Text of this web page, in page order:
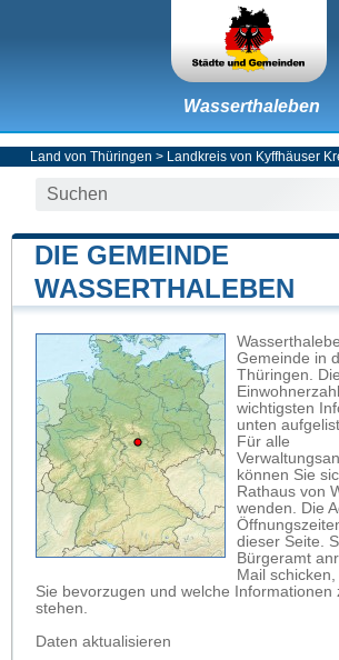
Wasserthaleben
Land von Thüringen > Landkreis von Kyffhäuser
DIE GEMEINDE
WASSERTHALEBEN
Gemeinde in
Thüringen.
wichtigsten
unten
Für alle
können Sie
Rathaus von
wenden. Die
dieser Seite.
Bürgeramt
Mail
Sie bevorzugen und welche Informationen
stehen.
Daten aktualisieren